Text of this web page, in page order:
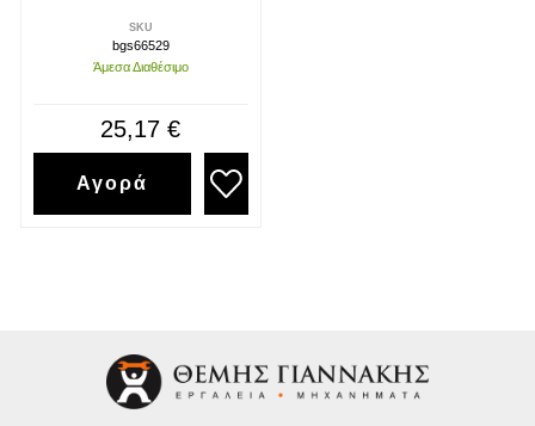
SKU
bgs66529
Άμεσα Διαθέσιμο
25,17 €
Αγορά